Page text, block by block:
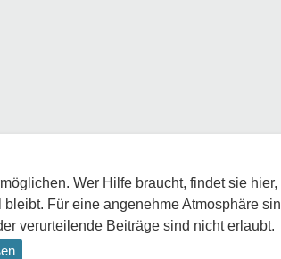
Wer Hilfe braucht, findet sie
Für eine angenehme Atmosphäre
verurteilende Beiträge sind nicht erlaubt.